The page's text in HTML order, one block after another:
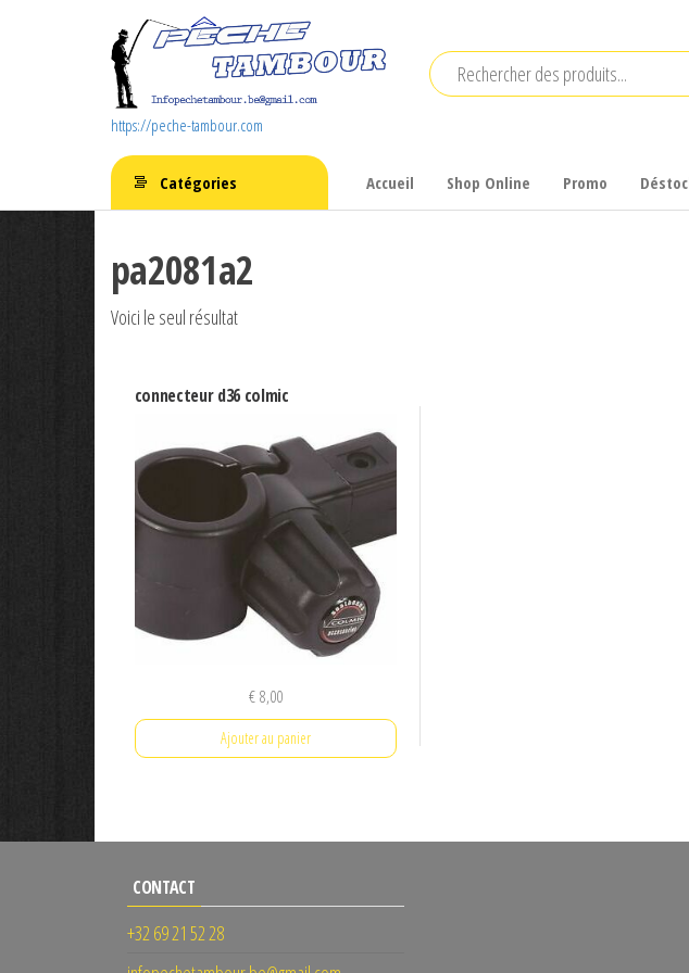
https://peche-tambour.com
Catégories Accueil Shop Online Promo
pa2081a2
Voici le seul résultat
connecteur d36 colmic
€8,00
Ajouter au panier
CONTACT
+32 69 21 52 28